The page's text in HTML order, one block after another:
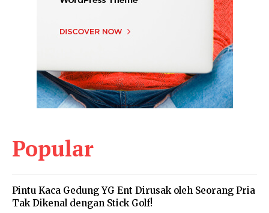
Popular
Pintu Kaca Gedung YG Ent Dirusak oleh Seorang Pria
Tak Dikenal dengan Stick Golf!